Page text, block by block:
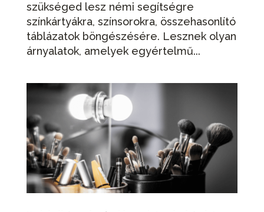
szükséged lesz némi segítségre
színkártyákra, színsorokra, összehasonlító
táblázatok böngészésére. Lesznek olyan
árnyalatok, amelyek egyértelmű...